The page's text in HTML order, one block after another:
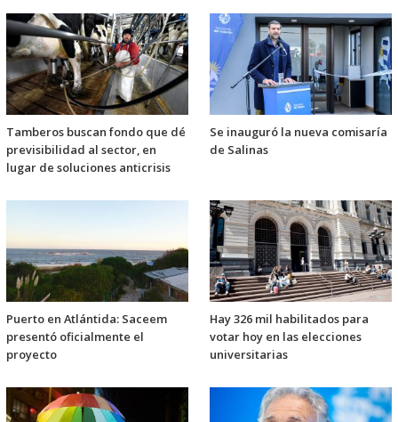
Tamberos buscan fondo que dé
previsibilidad al sector, en
lugar de soluciones anticrisis
Se inauguró la nueva comisaría
de Salinas
Puerto en Atlántida: Saceem
presentó oficialmente el
proyecto
Hay 326 mil habilitados para
votar hoy en las elecciones
universitarias